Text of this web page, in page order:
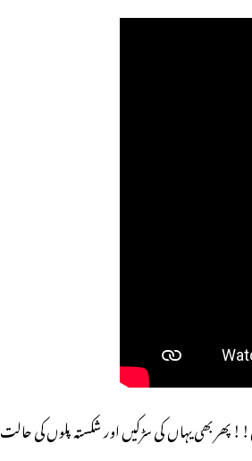
بھی یہاں کی سڑکیں اور شکستہ پلوں کی حالت